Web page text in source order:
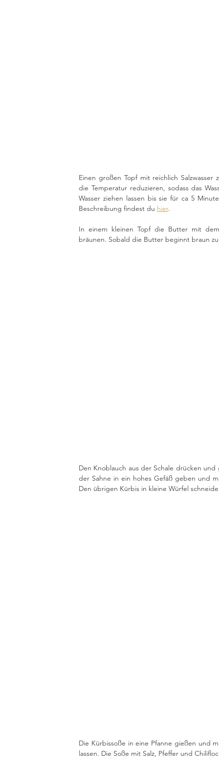
Einen großen Topf mit reichlich
die Temperatur reduzieren, sodass das
Wasser ziehen lassen bis sie für ca 5
Beschreibung findest du hier.
In einem kleinen Topf die Butter mit
bräunen. Sobald die Butter beginnt braun
Den Knoblauch aus der Schale drücken
der Sahne in ein hohes Gefäß geben und
Den übrigen Kürbis in kleine Würfel
Die Kürbissoße in eine Pfanne gießen und
lassen. Die Soße mit Salz, Pfeffer und